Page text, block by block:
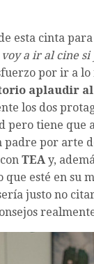
esta cinta
a ir al cine si
por ir a
aplaudir al
los dos
pero tiene que
padre por arte
TEA y,
esté en su
justo no